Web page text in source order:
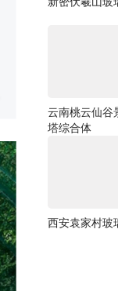
云南桃云仙谷
塔综合体
西安袁家村玻